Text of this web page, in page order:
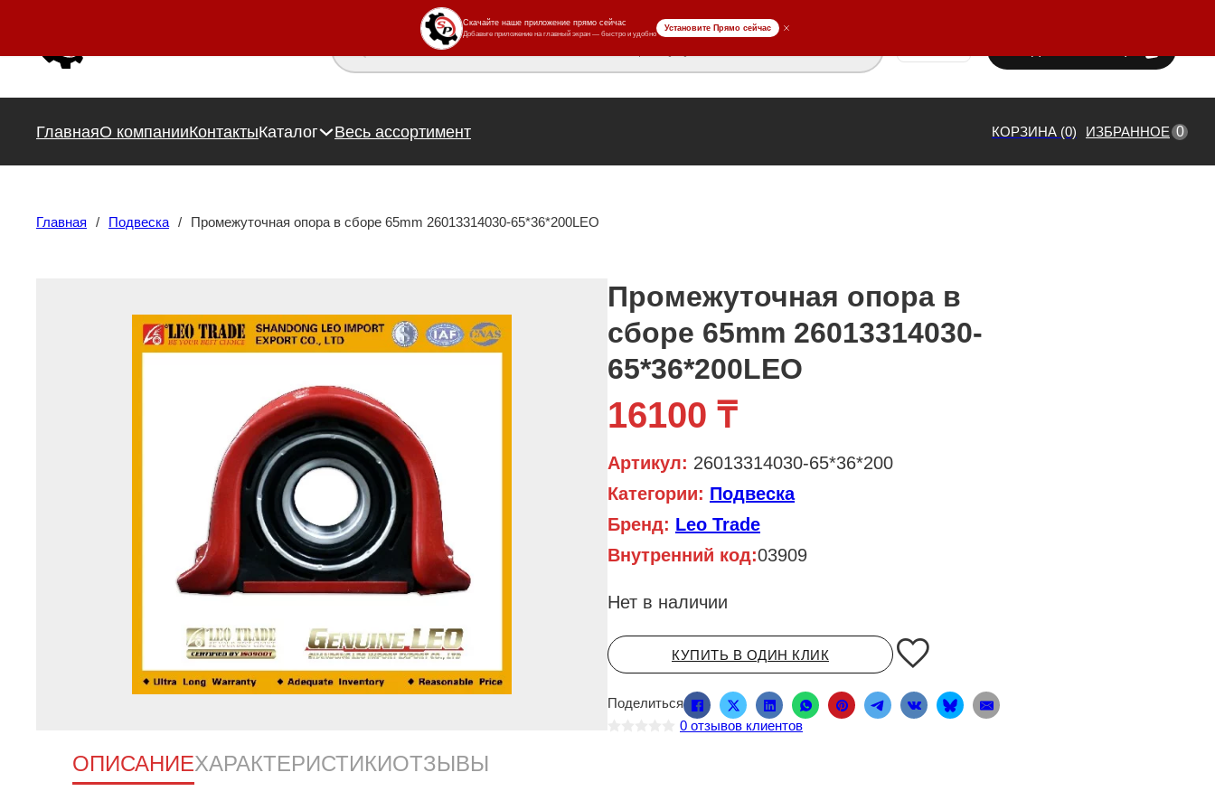
Поиск товаров
ГлавнаяО компанииКонтактыКаталог Весь ассортимент КОРЗИНА (0) ИЗБРАННОЕ 0
Главная / Подвеска / Промежуточная опора в сборе 65mm 26013314030-65*36*200LEO
Промежуточная опора в
сборе 65mm 26013314030-
65*36*200LEO
16100 ₸
Артикул: 26013314030-65*36*200
Категории: Подвеска
Бренд: Leo Trade
Внутренний код:03909
Нет в наличии
КУПИТЬ В ОДИН КЛИК
Поделиться
0 отзывов клиентов
ОПИСАНИЕХАРАКТЕРИСТИКИОТЗЫВЫ